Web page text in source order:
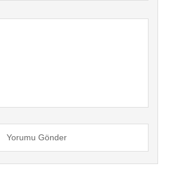
Yorumu Gönder